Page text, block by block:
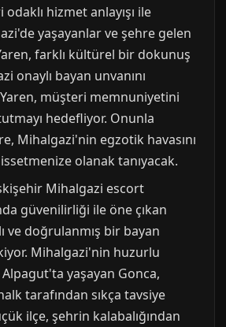
hizmet anlayışı ile
yaşayanlar ve şehre gelen
farklı kültürel bir dokunuş
onaylı bayan unvanını
Yaren, müşteri memnuniyetini
hedefliyor. Onunla
Mihalgazi'nin egzotik havasını
olanak tanıyacak.
Mihalgazi escort
güvenilirliği ile öne çıkan
ve doğrulanmış bir bayan
Mihalgazi'nin huzurlu
yaşayan Gonca,
tarafından sıkça tavsiye
ilçe, şehrin kalabalığından